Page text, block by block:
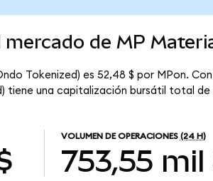
de MP
Tokenized) es 52,48 $ por MPon.
tiene una capitalización bursátil total de
VOLUMEN DE OPERACIONES (24 H)
753,55 mil